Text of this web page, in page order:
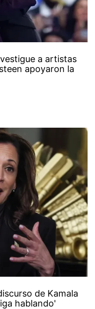
a artistas
apoyaron la
de Kamala
hablando'